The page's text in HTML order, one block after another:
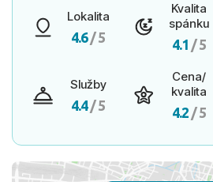
Lokalita
4.6/ 5
Kvalita
spánku
4.1 / 5
Služby
4.4/ 5
Cena/
kvalita
4.2 / 5